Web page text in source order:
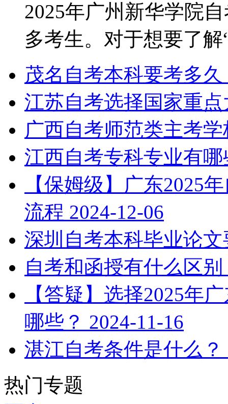
2025年广州新华学院
多考生。对于想要了解
茂名自考本科要考多久
江苏自考选择国家重
广西自考师范类主考
江西自考专科专业有哪
【保姆级】广东2025
流程 2024-12-06
深圳自考本科毕业论
自考和函授有什么区别
【答疑】选择2025年
哪些？ 2024-11-16
湛江自考条件是什么？
热门专题
学历提升报考中心